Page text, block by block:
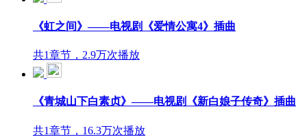
《虹之间》——电视剧《爱情公寓4》插曲
共1章节，2.9万次播放
《青城山下白素贞》——电视剧《新白娘子传奇》插曲
共1章节，16.3万次播放